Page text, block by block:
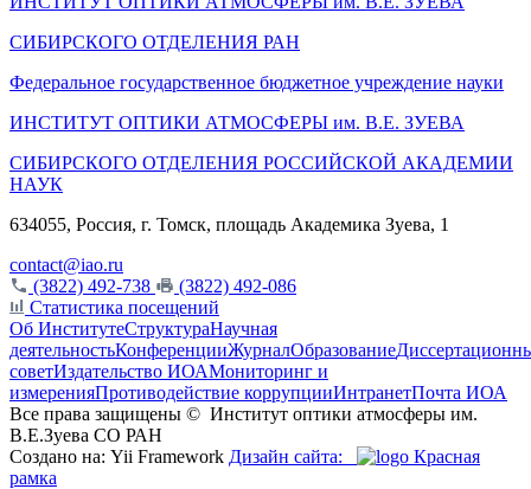
СИБИРСКОГО ОТДЕЛЕНИЯ РАН
Федеральное государственное бюджетное учреждение науки
ИНСТИТУТ ОПТИКИ АТМОСФЕРЫ им. В.Е. ЗУЕВА
СИБИРСКОГО ОТДЕЛЕНИЯ РОССИЙСКОЙ АКАДЕМИИ
НАУК
634055, Россия, г. Томск, площадь Академика Зуева, 1
contact@iao.ru
(3822) 492-738
(3822) 492-086
Статистика посещений
Об ИнститутеСтруктураНаучная
деятельностьКонференцииЖурналОбразование
советИздательство ИОАМониторинг и
измеренияПротиводействие коррупцииИнтранетПочта ИОА
Все права защищены © Институт оптики атмосферы им.
В.Е.Зуева СО РАН
Создано на: Yii Framework Дизайн сайта:
Красная
рамка